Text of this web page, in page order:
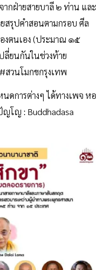
ากฝ่ายสายบาลี ๒ ท่าน และ
สรุปคำสอนตามกรอบ ศีล
งตนเอง (ประมาณ ๑๕
ลี่ยนกันในช่วงท้าย
สวนโมกขกรุงเทพ
นดการต่างๆ ได้ทางเพจ หอ
โญ : Buddhadasa